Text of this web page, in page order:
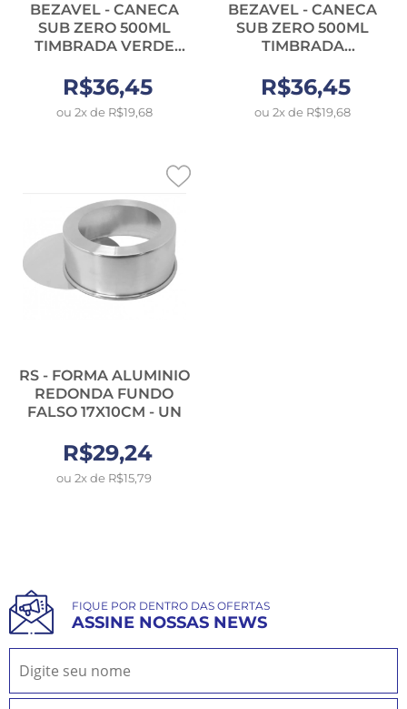
BEZAVEL - CANECA
SUB ZERO 500ML
TIMBRADA VERDE
R$36,45
ou 2x de R$19,68
BEZAVEL - CANECA
SUB ZERO 500ML
TIMBRADA
UN
R$36,45
ou 2x de R$19,68
RS - FORMA ALUMINIO
REDONDA FUNDO
FALSO 17X10CM - UN
R$29,24
ou 2x de R$15,79
FIQUE POR DENTRO DAS OFERTAS
ASSINE NOSSAS NEWS